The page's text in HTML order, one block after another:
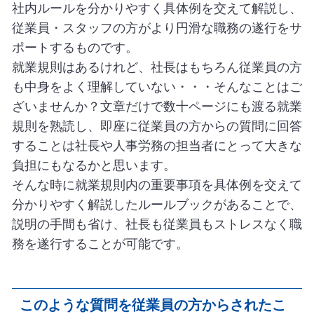
社内ルールを分かりやすく具体例を交えて解説し、
従業員・スタッフの方がより円滑な職務の遂行をサ
ポートするものです。
就業規則はあるけれど、社長はもちろん従業員の方
も中身をよく理解していない・・・そんなことはご
ざいませんか？文章だけで数十ページにも渡る就業
規則を熟読し、即座に従業員の方からの質問に回答
することは社長や人事労務の担当者にとって大きな
負担にもなるかと思います。
そんな時に就業規則内の重要事項を具体例を交えて
分かりやすく解説したルールブックがあることで、
説明の手間も省け、社長も従業員もストレスなく職
務を遂行することが可能です。
このような質問を従業員の方からされたこ